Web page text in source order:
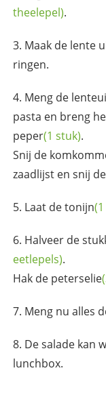
theelepel).
Maak de lente
ringen.
Meng de
pasta en breng
peper(1 stuk).
Snij de
zaadlijst en snij de
Laat detonijn
Halveer de
eetlepels).
Hak de peterselie
Meng nu alles
De salade kan
lunchbox.